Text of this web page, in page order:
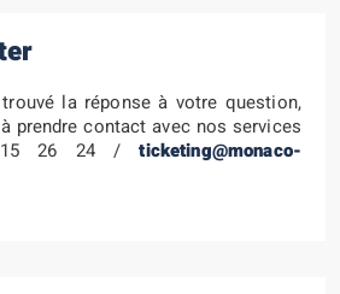
trouvé la réponse à votre question,
prendre contact avec nos services
15 26 24 /ticketing@monaco-